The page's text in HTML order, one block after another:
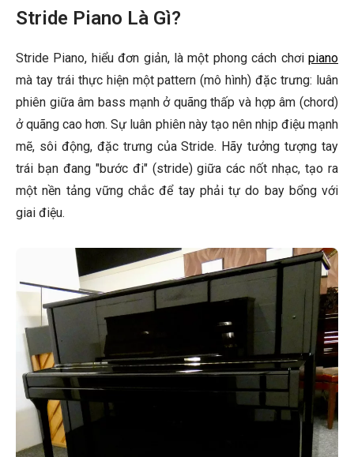
Stride Piano Là Gì?
Stride Piano, hiểu đơn giản, là một phong cách chơi piano
mà tay trái thực hiện một pattern (mô hình) đặc trưng: luân
phiên giữa âm bass mạnh ở quãng thấp và hợp âm (chord)
ở quãng cao hơn. Sự luân phiên này tạo nên nhịp điệu mạnh
mẽ, sôi động, đặc trưng của Stride. Hãy tưởng tượng tay
trái bạn đang "bước đi" (stride) giữa các nốt nhạc, tạo ra
một nền tảng vững chắc để tay phải tự do bay bổng với
giai điệu.